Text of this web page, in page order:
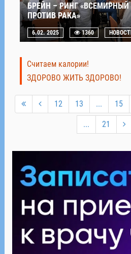
БРЕЙН – РИНГ
ПРОТИВ РАКА»
6.02. 2025 1360
Считаем калории!
ЗДОРОВО ЖИТЬ ЗДОРОВО!
12 13 ... 15
... 21